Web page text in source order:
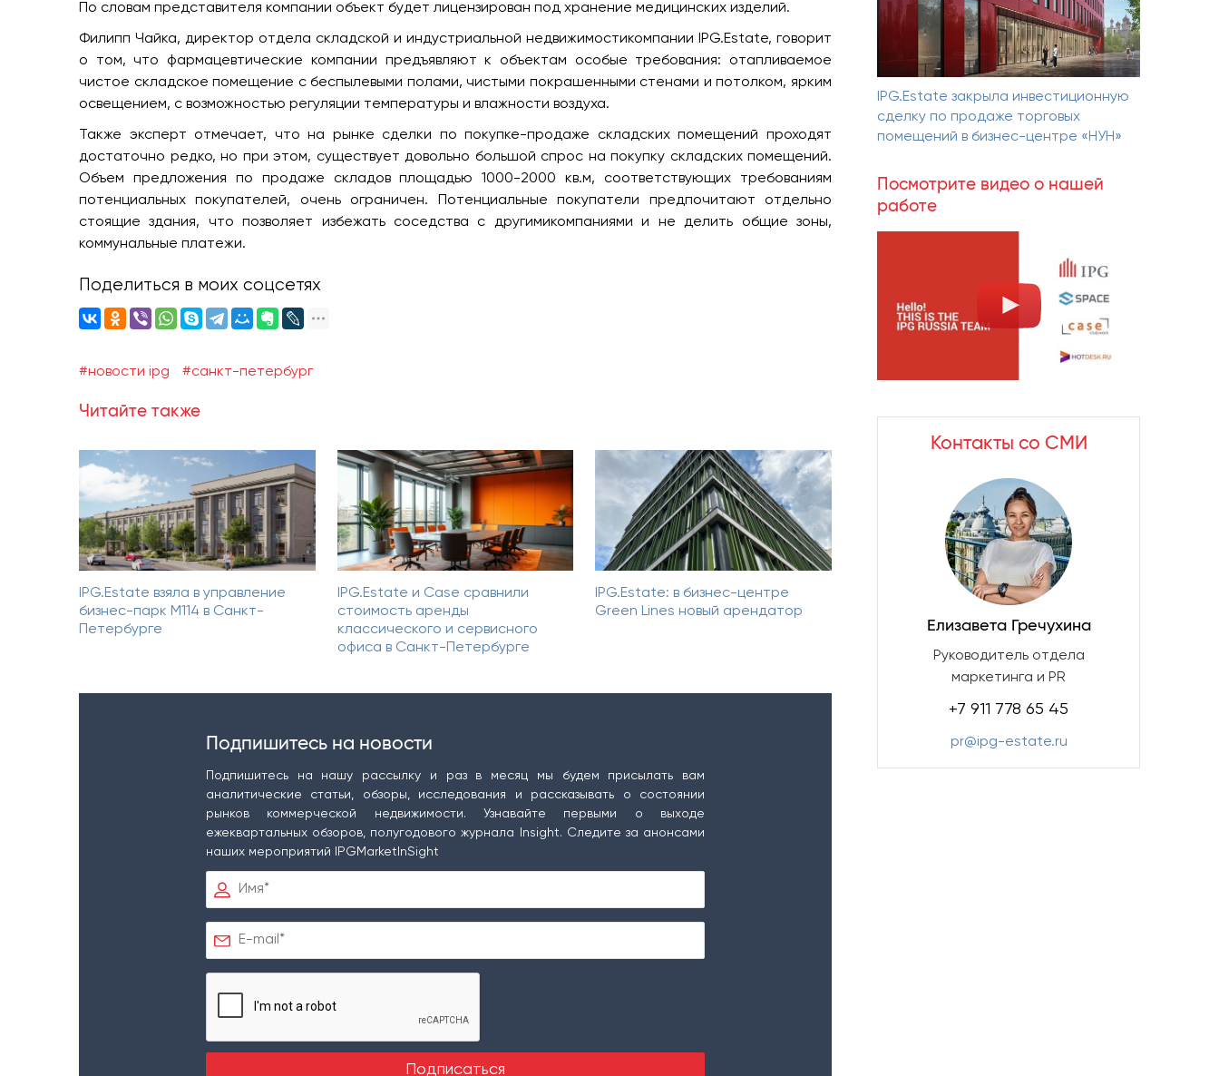
По словам представителя компании объект будет лицензирован под хранение медицинских изделий.
Филипп Чайка, директор отдела складской и индустриальной недвижимостикомпании IPG.Estate, говорит
о том, что фармацевтические компании предъявляют к объектам особые требования: отапливаемое
чистое складское помещение с беспылевыми полами, чистыми покрашенными стенами и потолком, ярким
освещением, с возможностью регуляции температуры и влажности воздуха.
Также эксперт отмечает, что на рынке сделки по покупке-продаже складских помещений проходят
достаточно редко, но при этом, существует довольно большой спрос на покупку складских помещений.
Объем предложения по продаже складов площадью 1000-2000 кв.м, соответствующих требованиям
потенциальных покупателей, очень ограничен. Потенциальные покупатели предпочитают отдельно
стоящие здания, что позволяет избежать соседства с другимикомпаниями и не делить общие зоны,
коммунальные платежи.
Поделиться в моих соцсетях
#новости ipg #санкт-петербург
Читайте также
IPG.Estate взяла в управление
бизнес-парк М114 в Санкт-
Петербурге
IPG.Estate и Case сравнили
стоимость аренды
классического и сервисного
офиса в Санкт-Петербурге
IPG.Estate: в бизнес-центре
Green Lines новый арендатор
Подпишитесь на новости
Подпишитесь на нашу рассылку и раз в месяц мы будем присылать вам
аналитические статьи, обзоры, исследования и рассказывать о состоянии
рынков коммерческой недвижимости. Узнавайте первыми о выходе
ежеквартальных обзоров, полугодового журнала Insight. Следите за анонсами
наших мероприятий IPGMarketInSight
IPG.Estate закрыла инвестиционную
сделку по продаже торговых
помещений в бизнес-центре «НУН»
Посмотрите видео о нашей
работе
Контакты со СМИ
Елизавета Гречухина
Руководитель отдела
маркетинга и PR
+7 911 778 65 45
pr@ipg-estate.ru